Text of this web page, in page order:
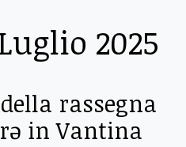
2025
rassegna
in Vantina